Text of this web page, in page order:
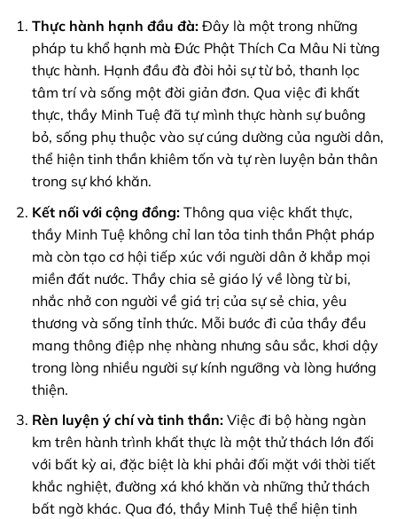
Thực hành hạnh đầu đà: Đây là một trong những
pháp tu khổ hạnh mà Đức Phật Thích Ca Mâu Ni từng
thực hành. Hạnh đầu đà đòi hỏi sự từ bỏ, thanh lọc
tâm trí và sống một đời giản đơn. Qua việc đi khất
thực, thầy Minh Tuệ đã tự mình thực hành sự buông
bỏ, sống phụ thuộc vào sự cúng dường của người dân,
thể hiện tinh thần khiêm tốn và tự rèn luyện bản thân
trong sự khó khăn.
Kết nối với cộng đồng: Thông qua việc khất thực,
thầy Minh Tuệ không chỉ lan tỏa tinh thần Phật pháp
mà còn tạo cơ hội tiếp xúc với người dân ở khắp mọi
miền đất nước. Thầy chia sẻ giáo lý về lòng từ bi,
nhắc nhở con người về giá trị của sự sẻ chia, yêu
thương và sống tỉnh thức. Mỗi bước đi của thầy đều
mang thông điệp nhẹ nhàng nhưng sâu sắc, khơi dậy
trong lòng nhiều người sự kính ngưỡng và lòng hướng
thiện.
Rèn luyện ý chí và tinh thần: Việc đi bộ hàng ngàn
km trên hành trình khất thực là một thử thách lớn đối
với bất kỳ ai, đặc biệt là khi phải đối mặt với thời tiết
khắc nghiệt, đường xá khó khăn và những thử thách
bất ngờ khác. Qua đó, thầy Minh Tuệ thể hiện tinh